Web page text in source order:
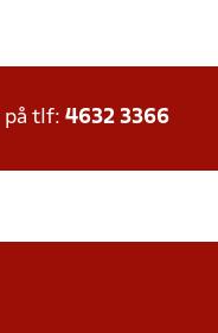
på tlf: 4632 3366